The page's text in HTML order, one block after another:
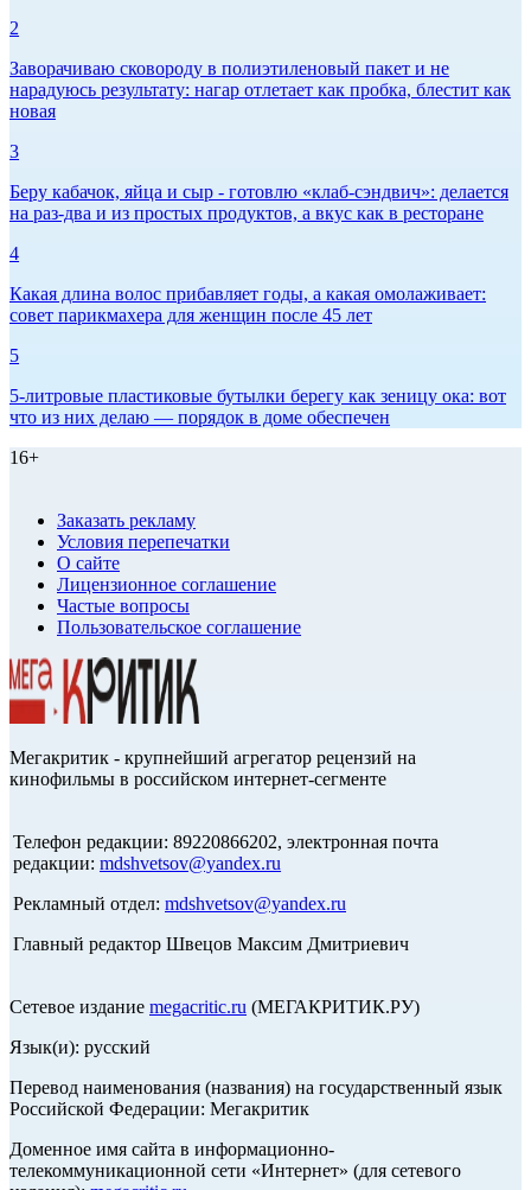
2
Заворачиваю сковороду в полиэтиленовый пакет и не
нарадуюсь результату: нагар отлетает как пробка, блестит как
новая
3
Беру кабачок, яйца и сыр - готовлю «клаб-сэндвич»: делается
на раз-два и из простых продуктов, а вкус как в ресторане
4
Какая длина волос прибавляет годы, а какая омолаживает:
совет парикмахера для женщин после 45 лет
5
5-литровые пластиковые бутылки берегу как зеницу ока: вот
что из них делаю — порядок в доме обеспечен
16+
Заказать рекламу
Условия перепечатки
О сайте
Лицензионное соглашение
Частые вопросы
Пользовательское соглашение
Мегакритик - крупнейший агрегатор рецензий на
кинофильмы в российском интернет-сегменте
Телефон редакции: 89220866202, электронная почта
редакции: mdshvetsov@yandex.ru
Рекламный отдел: mdshvetsov@yandex.ru
Главный редактор Швецов Максим Дмитриевич
Сетевое издание megacritic.ru (МЕГАКРИТИК.РУ)
Язык(и): русский
Перевод наименования (названия) на государственный язык
Российской Федерации: Мегакритик
Доменное имя сайта в информационно-
телекоммуникационной сети «Интернет» (для сетевого